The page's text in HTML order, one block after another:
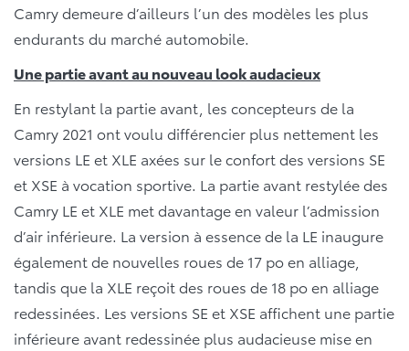
Camry demeure d’ailleurs l’un des modèles les plus
endurants du marché automobile.
Une partie avant au nouveau look audacieux
En restylant la partie avant, les concepteurs de la
Camry 2021 ont voulu différencier plus nettement les
versions LE et XLE axées sur le confort des versions SE
et XSE à vocation sportive. La partie avant restylée des
Camry LE et XLE met davantage en valeur l’admission
d’air inférieure. La version à essence de la LE inaugure
également de nouvelles roues de 17 po en alliage,
tandis que la XLE reçoit des roues de 18 po en alliage
redessinées. Les versions SE et XSE affichent une partie
inférieure avant redessinée plus audacieuse mise en